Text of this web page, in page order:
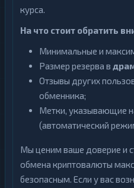
курса.
На что стоит обратить
Минимальные и
Размер резерва в
Отзывы других
обменника;
Метки, указывающие
(автоматический
Мы ценим ваше доверие и
обмена криптовалюты
безопасным. Если у вас